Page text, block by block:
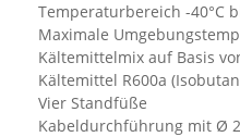
Temperaturbereich -40°C
Maximale
Kältemittelmix auf Basis
Kältemittel R600a
Vier Standfüße
Kabeldurchführung mit Ø